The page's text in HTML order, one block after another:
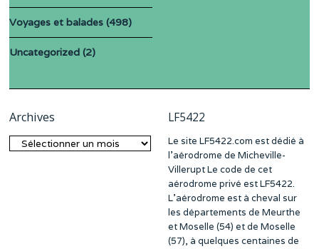
Voyages et balades (498)
Uncategorized (2)
Archives
Archives
LF5422
Le site LF5422.com est dédié à
l’aérodrome de Micheville-
Villerupt Le code de cet
aérodrome privé est LF5422.
L’aérodrome est à cheval sur
les départements de Meurthe
et Moselle (54) et de Moselle
(57), à quelques centaines de